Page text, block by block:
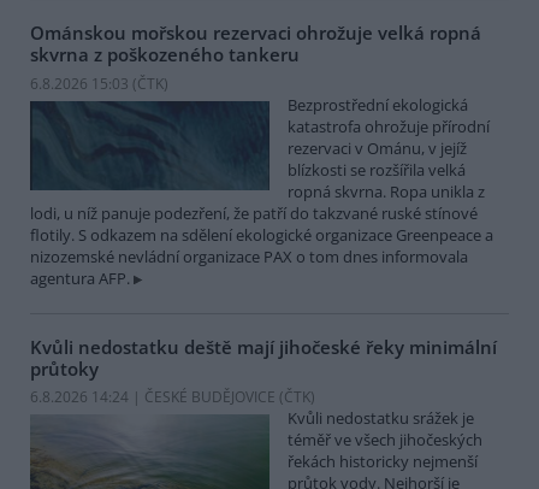
Ománskou mořskou rezervaci ohrožuje velká ropná
skvrna z poškozeného tankeru
6.8.2026 15:03 (ČTK)
Bezprostřední ekologická
katastrofa ohrožuje přírodní
rezervaci v Ománu, v jejíž
blízkosti se rozšířila velká
ropná skvrna. Ropa unikla z
lodi, u níž panuje podezření, že patří do takzvané ruské stínové
flotily. S odkazem na sdělení ekologické organizace Greenpeace a
nizozemské nevládní organizace PAX o tom dnes informovala
agentura AFP.
Kvůli nedostatku deště mají jihočeské řeky minimální
průtoky
6.8.2026 14:24 | ČESKÉ BUDĚJOVICE (ČTK)
Kvůli nedostatku srážek je
téměř ve všech jihočeských
řekách historicky nejmenší
průtok vody. Nejhorší je